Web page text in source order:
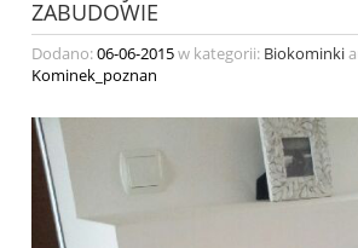
ZABUDOWIE
Dodano:06-06-2015w kategorii: Biokominki
Kominek_poznan